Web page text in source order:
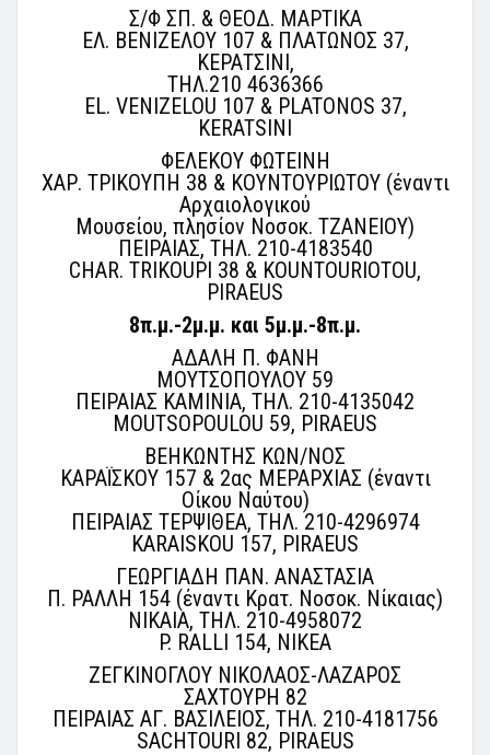
Σ/Φ ΣΠ. & ΘΕΟΔ. ΜΑΡΤΙΚΑ
ΕΛ. ΒΕΝΙΖΕΛΟΥ 107 & ΠΛΑΤΩΝΟΣ 37,
ΚΕΡΑΤΣΙΝΙ,
ΤΗΛ.210 4636366
EL. VENIZELOU 107 & PLATONOS 37,
KERATSINI
ΦΕΛΕΚΟΥ ΦΩΤΕΙΝΗ
ΧΑΡ. ΤΡΙΚΟΥΠΗ 38 & ΚΟΥΝΤΟΥΡΙΩΤΟΥ (έναντι
Αρχαιολογικού
Μουσείου, πλησίον Νοσοκ. ΤΖΑΝΕΙOY)
ΠΕΙΡΑΙΑΣ, ΤΗΛ. 210-4183540
CHAR. TRIKOUPI 38 & KOUNTOURIOTOU,
PIRAEUS
8π.μ.-2μ.μ. και 5μ.μ.-8π.μ.
ΑΔΑΛΗ Π. ΦΑΝΗ
ΜΟΥΤΣΟΠΟΥΛΟΥ 59
ΠΕΙΡΑΙΑΣ ΚΑΜΙΝΙΑ, ΤΗΛ. 210-4135042
MOUTSOPOULOU 59, PIRAEUS
ΒΕΗΚΩΝΤΗΣ ΚΩΝ/ΝΟΣ
ΚΑΡΑΪΣΚΟΥ 157 & 2ας ΜΕΡΑΡΧΙΑΣ (έναντι
Οίκου Ναύτου)
ΠΕΙΡΑΙΑΣ ΤΕΡΨΙΘΕΑ, ΤΗΛ. 210-4296974
KARAISKOU 157, PIRAEUS
ΓΕΩΡΓΙΑΔΗ ΠΑΝ. ΑΝΑΣΤΑΣΙΑ
Π. ΡΑΛΛΗ 154 (έναντι Κρατ. Νοσοκ. Νίκαιας)
ΝΙΚΑΙΑ, ΤΗΛ. 210-4958072
P. RALLI 154, NIKEA
ΖΕΓΚΙΝΟΓΛΟΥ ΝΙΚΟΛΑΟΣ-ΛΑΖΑΡΟΣ
ΣΑΧΤΟΥΡΗ 82
ΠΕΙΡΑΙΑΣ ΑΓ. ΒΑΣΙΛΕΙΟΣ, ΤΗΛ. 210-4181756
SACHTOURI 82, PIRAEUS